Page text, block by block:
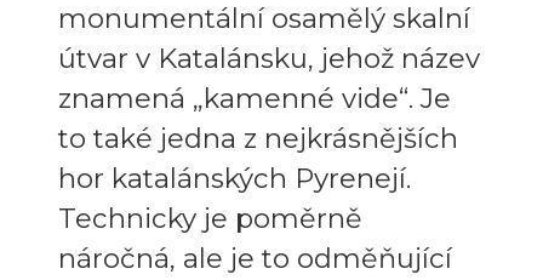
monumentální osamělý skalní
útvar v Katalánsku, jehož název
znamená „kamenné vide“. Je
to také jedna z nejkrásnějších
hor katalánských Pyrenejí.
Technicky je poměrně
náročná, ale je to odměňující